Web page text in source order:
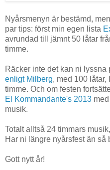
Nyårsmenyn är bestämd,
par tips: först min egen lista
avrundad till jämnt 50 låtar
timme.
Räcker inte det kan ni lyssna
enligt Milberg, med 100
timme. Och om festen
El Kommandante's 2013
musik.
Totalt alltså 24 timmars
Har ni längre nyårsfest än så
Gott nytt år!